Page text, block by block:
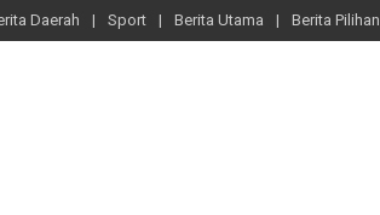
Daerah Sport Berita Utama Berita Pilihan